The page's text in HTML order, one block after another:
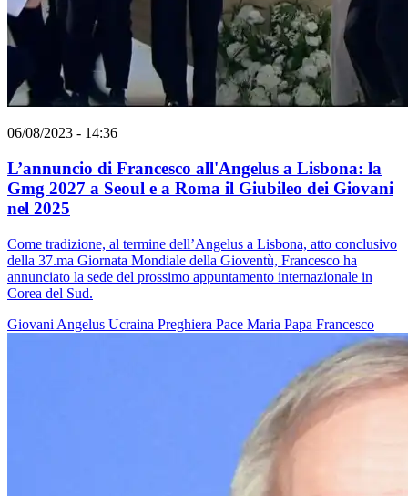
06/08/2023 - 14:36
L’annuncio di Francesco all'Angelus a Lisbona: la
Gmg 2027 a Seoul e a Roma il Giubileo dei Giovani
nel 2025
Come tradizione, al termine dell’Angelus a Lisbona, atto conclusivo
della 37.ma Giornata Mondiale della Gioventù, Francesco ha
annunciato la sede del prossimo appuntamento internazionale in
Corea del Sud.
Giovani Angelus Ucraina Preghiera Pace Maria Papa Francesco